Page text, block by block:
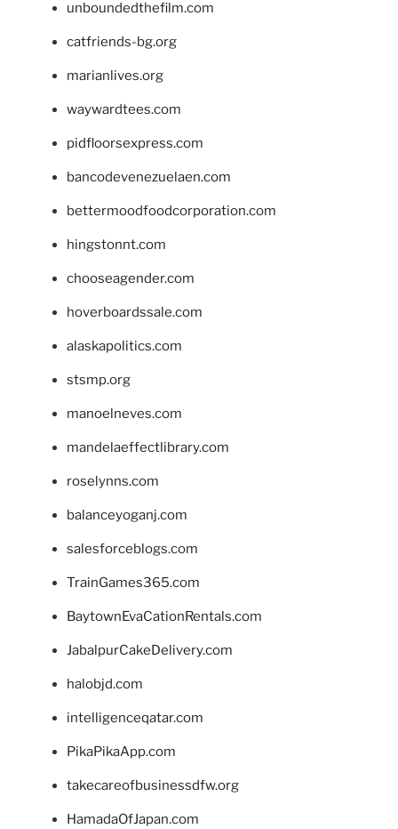
unboundedthefilm.com
catfriends-bg.org
marianlives.org
waywardtees.com
pidfloorsexpress.com
bancodevenezuelaen.com
bettermoodfoodcorporation.com
hingstonnt.com
chooseagender.com
hoverboardssale.com
alaskapolitics.com
stsmp.org
manoelneves.com
mandelaeffectlibrary.com
roselynns.com
balanceyoganj.com
salesforceblogs.com
TrainGames365.com
BaytownEvaCationRentals.com
JabalpurCakeDelivery.com
halobjd.com
intelligenceqatar.com
PikaPikaApp.com
takecareofbusinessdfw.org
HamadaOfJapan.com